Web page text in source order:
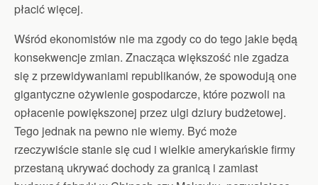
płacić więcej.
Wśród ekonomistów nie ma zgody co do tego jakie będą
konsekwencje zmian. Znacząca większość nie zgadza
się z przewidywaniami republikanów, że spowodują one
gigantyczne ożywienie gospodarcze, które pozwoli na
opłacenie powiększonej przez ulgi dziury budżetowej.
Tego jednak na pewno nie wiemy. Być może
rzeczywiście stanie się cud i wielkie amerykańskie firmy
przestaną ukrywać dochody za granicą i zamiast